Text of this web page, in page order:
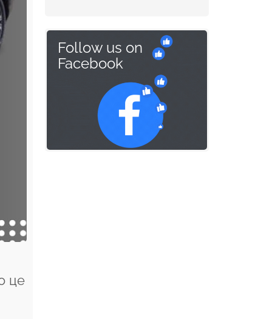
це
Follow us on
Facebook